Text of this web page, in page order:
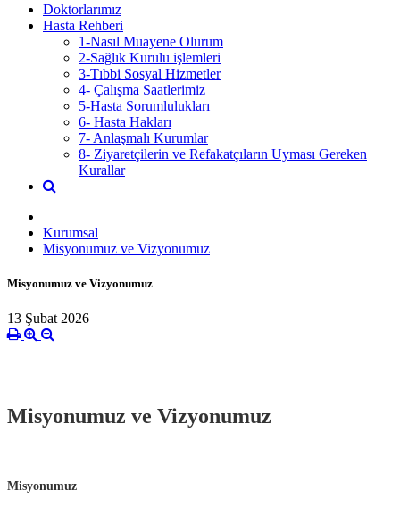
Doktorlarımız
Hasta Rehberi
1-Nasıl Muayene Olurum
2-Sağlık Kurulu işlemleri
3-Tıbbi Sosyal Hizmetler
4- Çalışma Saatlerimiz
5-Hasta Sorumlulukları
6- Hasta Hakları
7- Anlaşmalı Kurumlar
8- Ziyaretçilerin ve Refakatçıların Uyması Gereken
Kurallar
Kurumsal
Misyonumuz ve Vizyonumuz
Misyonumuz ve Vizyonumuz
13 Şubat 2026
Misyonumuz ve Vizyonumuz
Misyonumuz